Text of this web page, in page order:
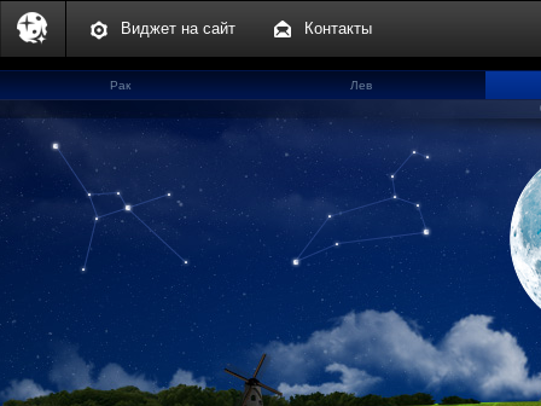
Виджет на сайт Контакты
Рак
Лев